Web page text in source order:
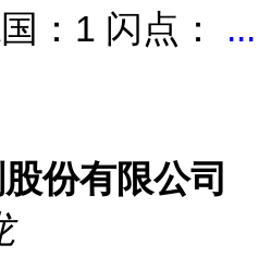
：1 闪点： ...
份有限公司